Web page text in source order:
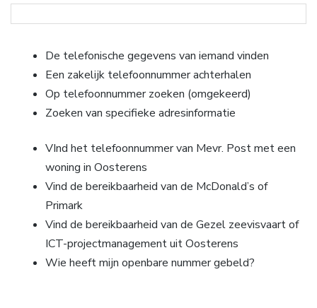
De telefonische gegevens van iemand vinden
Een zakelijk telefoonnummer achterhalen
Op telefoonnummer zoeken (omgekeerd)
Zoeken van specifieke adresinformatie
VInd het telefoonnummer van Mevr. Post met een
woning in Oosterens
Vind de bereikbaarheid van de McDonald’s of
Primark
Vind de bereikbaarheid van de Gezel zeevisvaart of
ICT-projectmanagement uit Oosterens
Wie heeft mijn openbare nummer gebeld?